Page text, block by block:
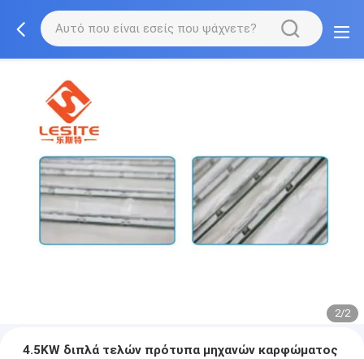
2/2
4.5KW διπλά τελών πρότυπα μηχανών καρφώματος